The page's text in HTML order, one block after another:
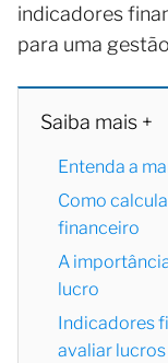
indicadores
para uma
Saiba mais +
Entenda a
Como
financeiro
A
lucro
Indicadores
avaliar lucros